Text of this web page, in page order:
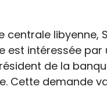
centrale libyenne,
est intéressée
de la
Cette demande